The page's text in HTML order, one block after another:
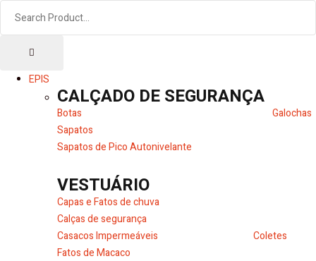
EPIS
CALÇADO DE SEGURANÇA
Botas
Galochas
Sapatos
Sapatos de Pico Autonivelante
VESTUÁRIO
Capas e Fatos de chuva
Calças de segurança
Casacos Impermeáveis
Coletes
Fatos de Macaco